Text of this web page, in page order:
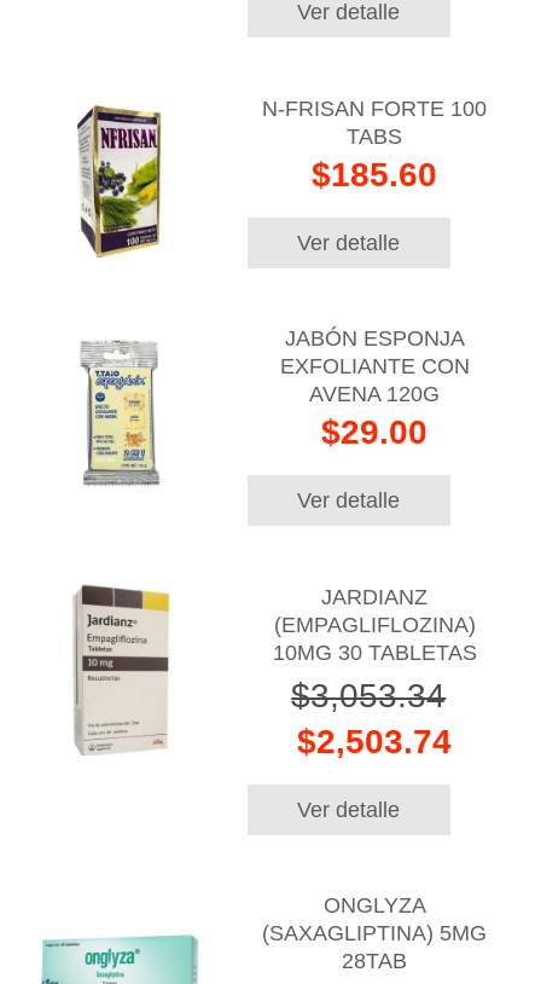
Ver detalle
N-FRISAN FORTE 100
TABS
$185.60
Ver detalle
JABÓN ESPONJA
EXFOLIANTE CON
AVENA 120G
$29.00
Ver detalle
JARDIANZ
(EMPAGLIFLOZINA)
10MG 30 TABLETAS
$3,053.34
$2,503.74
Ver detalle
ONGLYZA
(SAXAGLIPTINA) 5MG
28TAB